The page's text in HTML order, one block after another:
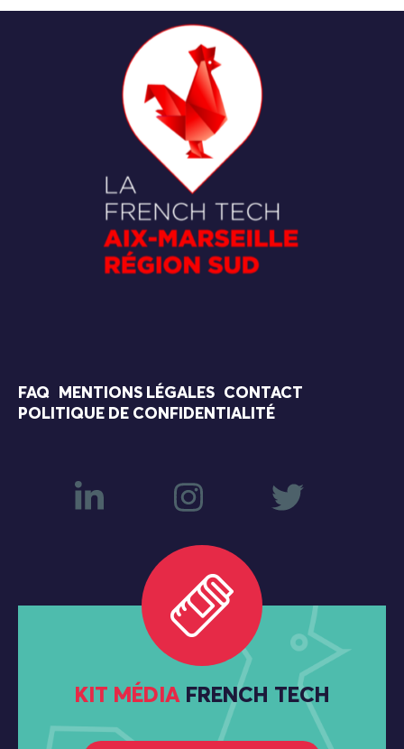
FAQ MENTIONS LÉGALES
CONTACT
POLITIQUE DE CONFIDENTIALITÉ
KIT MÉDIA FRENCH TECH